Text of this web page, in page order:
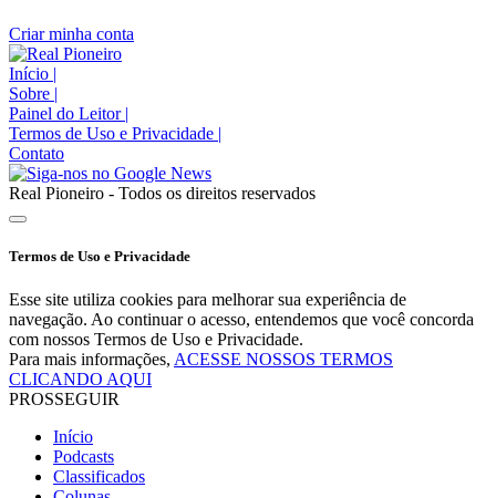
Criar minha conta
Início |
Sobre |
Painel do Leitor |
Termos de Uso e Privacidade |
Contato
Real Pioneiro - Todos os direitos reservados
Termos de Uso e Privacidade
Esse site utiliza cookies para melhorar sua experiência de
navegação. Ao continuar o acesso, entendemos que você concorda
com nossos Termos de Uso e Privacidade.
Para mais informações, ACESSE NOSSOS TERMOS
CLICANDO AQUI
PROSSEGUIR
Início
Podcasts
Classificados